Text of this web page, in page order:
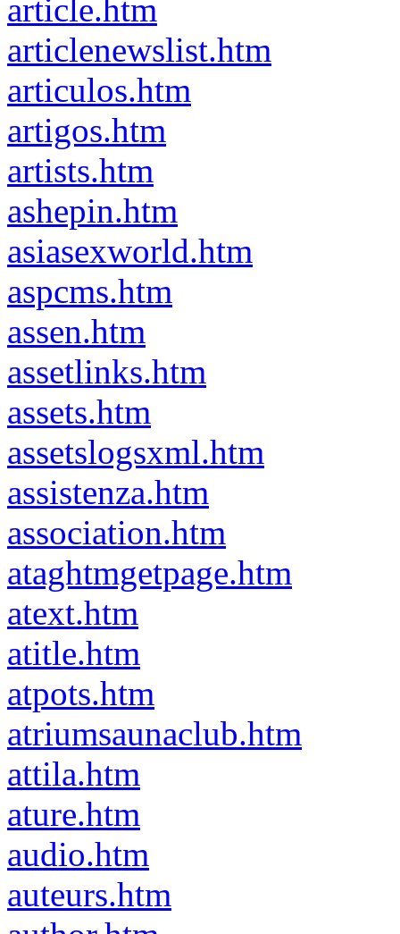
article.htm
articlenewslist.htm
articulos.htm
artigos.htm
artists.htm
ashepin.htm
asiasexworld.htm
aspcms.htm
assen.htm
assetlinks.htm
assets.htm
assetslogsxml.htm
assistenza.htm
association.htm
ataghtmgetpage.htm
atext.htm
atitle.htm
atpots.htm
atriumsaunaclub.htm
attila.htm
ature.htm
audio.htm
auteurs.htm